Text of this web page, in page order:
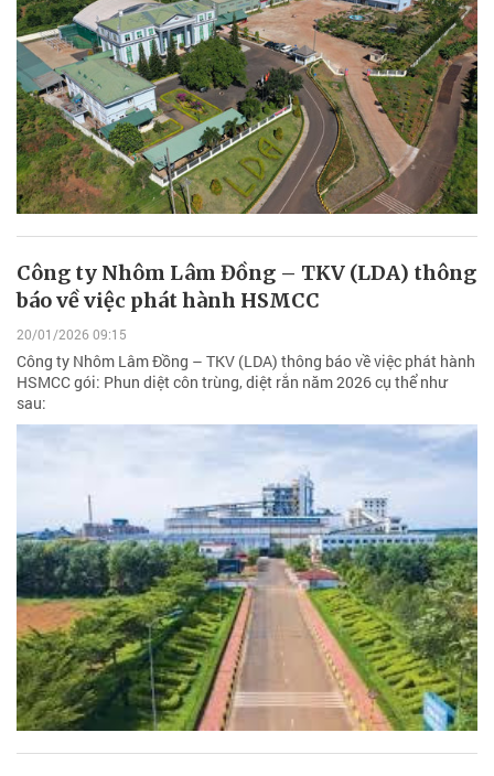
Công ty Nhôm Lâm Đồng – TKV (LDA) thông
báo về việc phát hành HSMCC
20/01/2026 09:15
Công ty Nhôm Lâm Đồng – TKV (LDA) thông báo về việc phát hành
HSMCC gói: Phun diệt côn trùng, diệt rắn năm 2026 cụ thể như
sau: